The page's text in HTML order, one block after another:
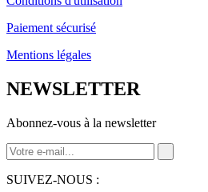
Paiement sécurisé
Mentions légales
NEWSLETTER
Abonnez-vous à la newsletter
SUIVEZ-NOUS :